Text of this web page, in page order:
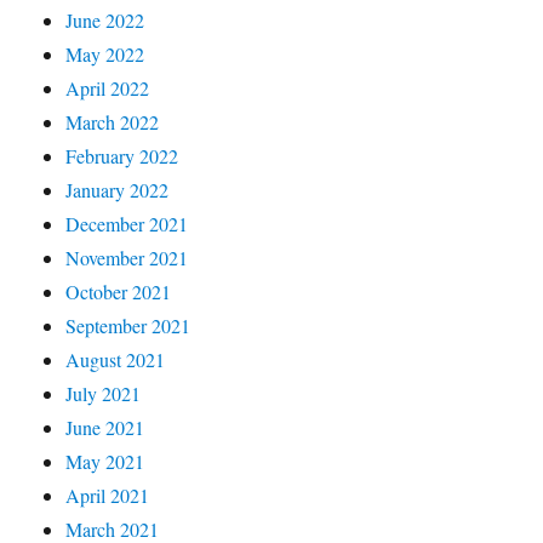
June 2022
May 2022
April 2022
March 2022
February 2022
January 2022
December 2021
November 2021
October 2021
September 2021
August 2021
July 2021
June 2021
May 2021
April 2021
March 2021